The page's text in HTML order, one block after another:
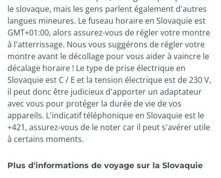
le slovaque, mais les gens parlent également d'autres
langues mineures. Le fuseau horaire en Slovaquie est
GMT+01:00, alors assurez-vous de régler votre montre
à l'atterrissage. Nous vous suggérons de régler votre
montre avant le décollage pour vous aider à vaincre le
décalage horaire ! Le type de prise électrique en
Slovaquie est C / E et la tension électrique est de 230 V,
il peut donc être judicieux d'apporter un adaptateur
avec vous pour protéger la durée de vie de vos
appareils. L'indicatif téléphonique en Slovaquie est le
+421, assurez-vous de le noter car il peut s'avérer utile
à certains moments.
Plus d'informations de voyage sur la Slovaquie